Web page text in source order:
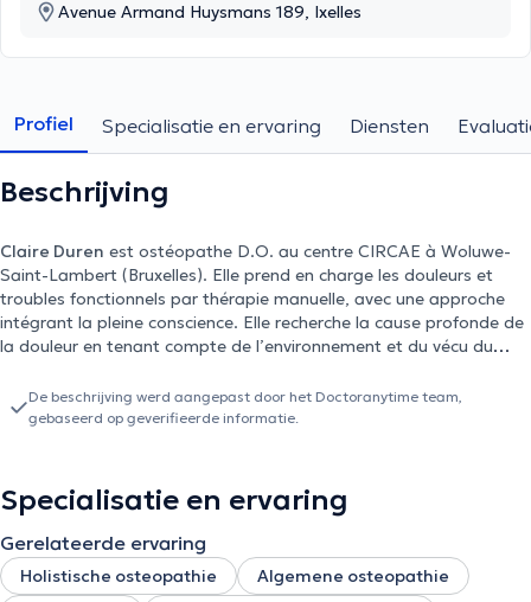
Avenue Armand Huysmans 189, Ixelles
Profiel Specialisatie en ervaring Diensten
Beschrijving
Claire Duren est ostéopathe D.O. au centre CIRCAE à Woluwe-
Saint-Lambert (Bruxelles). Elle prend en charge les douleurs et
troubles fonctionnels par thérapie manuelle, avec une approche
intégrant la pleine conscience. Elle recherche la cause profonde de
la douleur en tenant compte de l’environnement et du vécu du
De beschrijving werd aangepast door het Doctoranytime team,
gebaseerd op geverifieerde informatie.
Specialisatie en ervaring
Gerelateerde ervaring
Holistische osteopathie
Algemene osteopathie